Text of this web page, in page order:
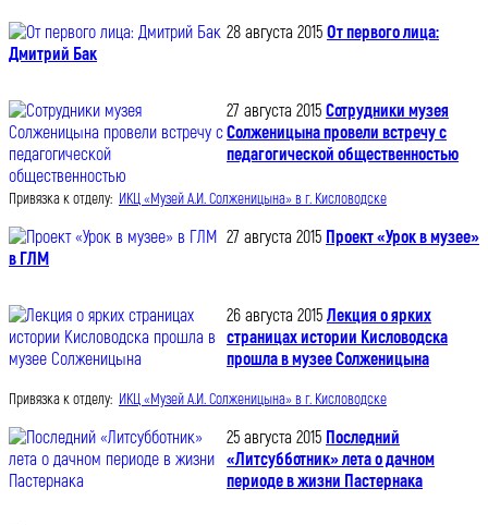
28 августа 2015 От первого лица:
Дмитрий Бак
27 августа 2015 Сотрудники музея
Солженицына провели встречу с
педагогической общественностью
Привязка к отделу: ИКЦ «Музей А.И. Солженицына» в г. Кисловодске
27 августа 2015 Проект «Урок в музее»
в ГЛМ
26 августа 2015 Лекция о ярких
страницах истории Кисловодска
прошла в музее Солженицына
Привязка к отделу: ИКЦ «Музей А.И. Солженицына» в г. Кисловодске
25 августа 2015 Последний
«Литсубботник» лета о дачном
периоде в жизни Пастернака